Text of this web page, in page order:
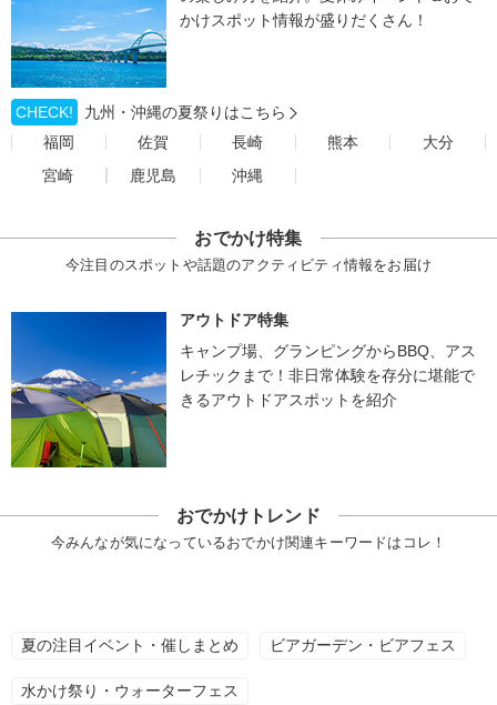
かけスポット情報が盛りだくさん！
CHECK!
九州・沖縄の夏祭りはこちら
福岡
佐賀 長崎 熊本
大分
宮崎
鹿児島 沖縄
おでかけ特集
今注目のスポットや話題のアクティビティ情報をお届け
アウトドア特集
キャンプ場、グランピングからBBQ、アス
レチックまで！非日常体験を存分に堪能で
きるアウトドアスポットを紹介
おでかけトレンド
今みんなが気になっているおでかけ関連キーワードはコレ！
夏の注目イベント・催しまとめ ビアガーデン・ビアフェス
水かけ祭り・ウォーターフェス